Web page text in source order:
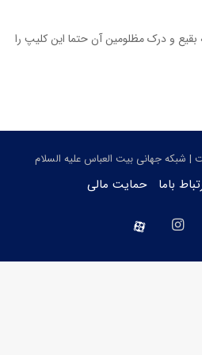
بقیع و درک مظلومین آن حتما این کلیپ را
| شبکه جهانی بیت العباس علیه السلام
باما حمایت مالی
یوتیوب اینستاگرام